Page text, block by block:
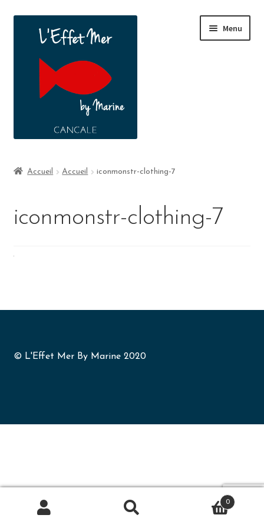
Menu
Contact
Accueil Accueil iconmonstr-clothing-7
iconmonstr-clothing-7
© L'Effet Mer By Marine 2020
Recherche
0